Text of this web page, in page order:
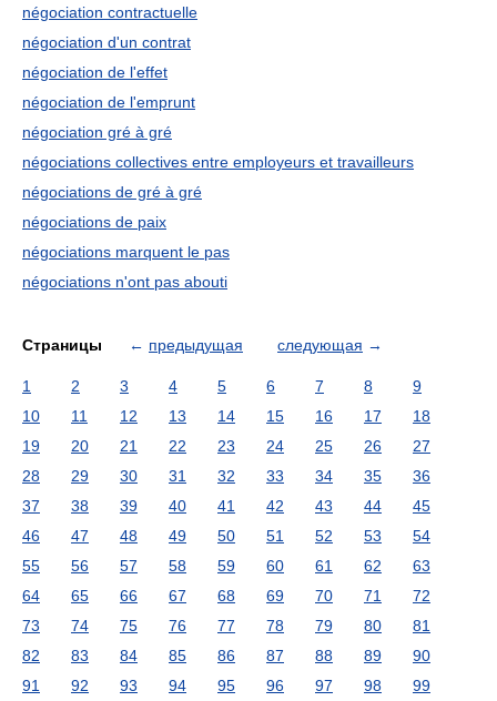
négociation contractuelle
négociation d'un contrat
négociation de l'effet
négociation de l'emprunt
négociation gré à gré
négociations collectives entre employeurs et travailleurs
négociations de gré à gré
négociations de paix
négociations marquent le pas
négociations n'ont pas abouti
Страницы ← предыдущая следующая →
1 2 3 4 5 6 7 8
9
10
11 12 13 14 15 16 17
18
19
20 21 22 23 24 25 26
27
28
29 30 31 32 33 34 35
36
37
38 39 40 41 42 43 44
45
46
47 48 49 50 51 52 53
54
55
56 57 58 59 60 61 62
63
64
65 66 67 68 69 70 71
72
73
74 75 76 77 78 79 80
81
82
83 84 85 86 87 88 89
90
91
92 93 94 95 96 97 98
99